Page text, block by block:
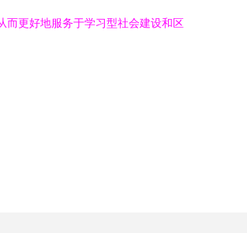
而更好地服务于学习型社会建设和区